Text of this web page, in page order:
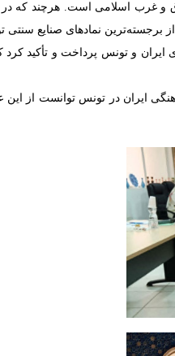
و غرب اسلامی است. هرچند که
برجسته‌ترین نمادهای صنایع سنتی
ایران و تونس پرداخت و تأکید
ایران در تونس توانست از